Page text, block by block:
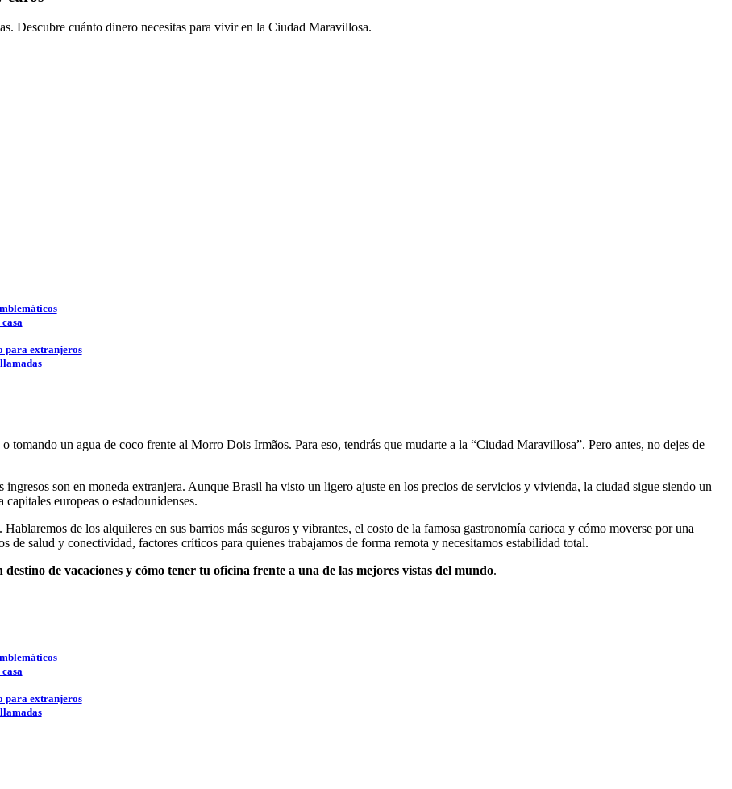
Descubre cuánto dinero necesitas para vivir en la Ciudad Maravillosa.
para extranjeros
un agua de coco frente al Morro Dois Irmãos. Para eso, tendrás que mudarte a la “Ciudad Maravillosa”. Pero antes, no dejes de
son en moneda extranjera. Aunque Brasil ha visto un ligero ajuste en los precios de servicios y vivienda, la ciudad sigue siendo un
europeas o estadounidenses.
de los alquileres en sus barrios más seguros y vibrantes, el costo de la famosa gastronomía carioca y cómo moverse por una
de salud y conectividad, factores críticos para quienes trabajamos de forma remota y necesitamos estabilidad total.
de vacaciones y cómo tener tu oficina frente a una de las mejores vistas del mundo.
para extranjeros